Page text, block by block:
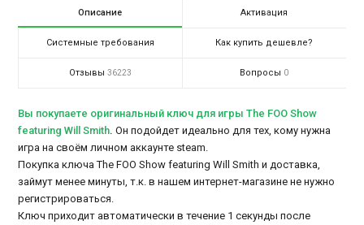
Описание Активация
Системные требования Как купить дешевле?
Отзывы 36223 Вопросы 0
Вы покупаете оригинальный ключ для игры The FOO Show
featuring Will Smith. Он подойдет идеально для тех, кому нужна
игра на своём личном аккаунте steam.
Покупка ключа The FOO Show featuring Will Smith и доставка,
займут менее минуты, т.к. в нашем интернет-магазине не нужно
регистрироваться.
Ключ приходит автоматически в течение 1 секунды после